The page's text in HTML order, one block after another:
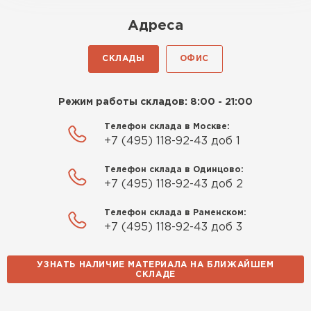
Адреса
СКЛАДЫ ОФИС
Режим работы складов: 8:00 - 21:00
Телефон склада в Москве:
+7 (495) 118-92-43 доб 1
Телефон склада в Одинцово:
+7 (495) 118-92-43 доб 2
Телефон склада в Раменском:
+7 (495) 118-92-43 доб 3
УЗНАТЬ НАЛИЧИЕ МАТЕРИАЛА НА БЛИЖАЙШЕМ
СКЛАДЕ